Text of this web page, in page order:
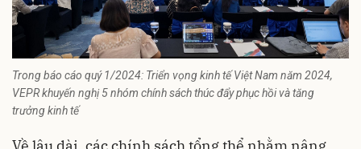
Trong báo cáo quý 1/2024: Triển vọng kinh tế Việt Nam năm 2024,
VEPR khuyến nghị 5 nhóm chính sách thúc đẩy phục hồi và tăng
trưởng kinh tế